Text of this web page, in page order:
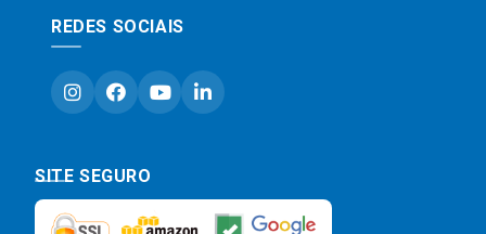
REDES SOCIAIS
SITE SEGURO